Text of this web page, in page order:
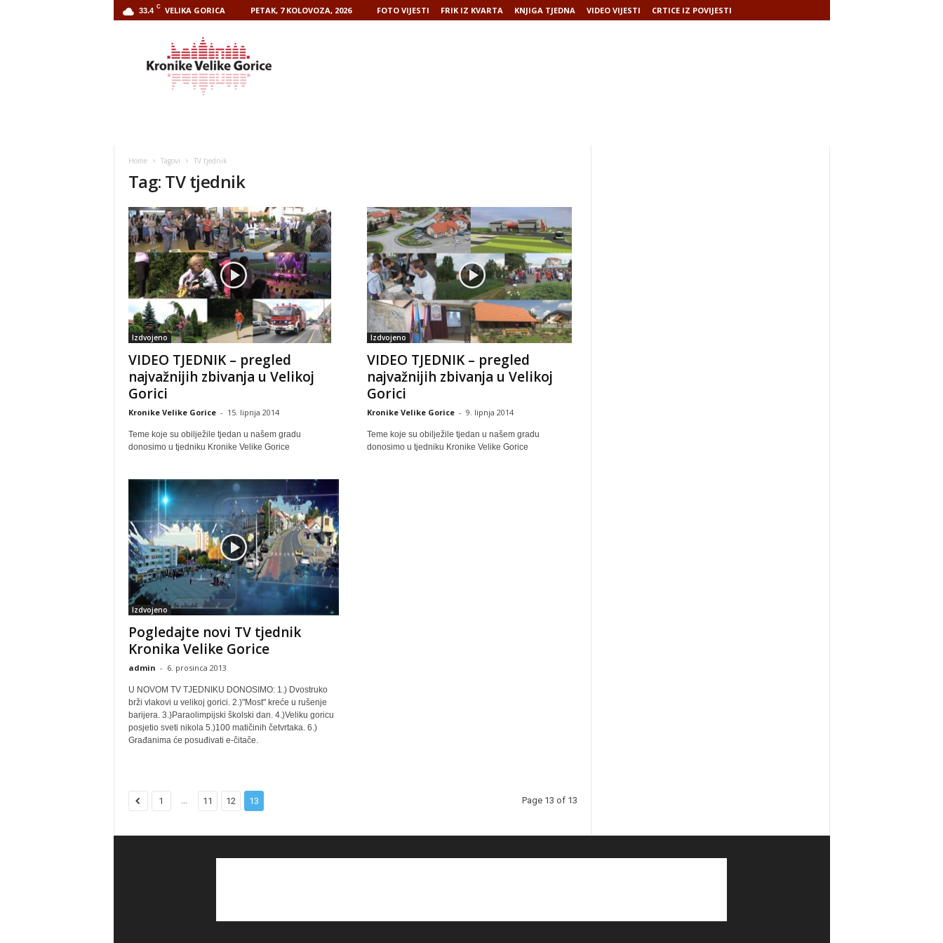
33.4 C VELIKA GORICA PETAK, 7 KOLOVOZA, 2026 FOTO VIJESTI FRIK IZ KVARTA KNJIGA TJEDNA VIDEO VIJESTI CRTICE IZ POVIJESTI
Home Tagovi TV tjednik
Tag: TV tjednik
Izdvojeno
VIDEO TJEDNIK – pregled
najvažnijih zbivanja u Velikoj
Gorici
Kronike Velike Gorice - 15. lipnja 2014
Teme koje su obilježile tjedan u našem gradu
donosimo u tjedniku Kronike Velike Gorice
Izdvojeno
VIDEO TJEDNIK – pregled
najvažnijih zbivanja u Velikoj
Gorici
Kronike Velike Gorice - 9. lipnja 2014
Teme koje su obilježile tjedan u našem gradu
donosimo u tjedniku Kronike Velike Gorice
Izdvojeno
Pogledajte novi TV tjednik
Kronika Velike Gorice
admin - 6. prosinca 2013
U NOVOM TV TJEDNIKU DONOSIMO: 1.) Dvostruko
brži vlakovi u velikoj gorici. 2.)"Most" kreće u rušenje
barijera. 3.)Paraolimpijski školski dan. 4.)Veliku goricu
posjetio sveti nikola 5.)100 matičinih četvrtaka. 6.)
Građanima će posuđivati e-čitače.
1 ... 11 12 13 Page 13 of 13